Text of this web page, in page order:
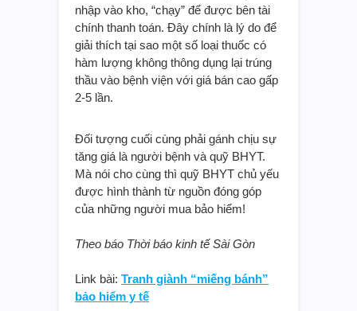
nhập vào kho, “chạy” để được bên tài
chính thanh toán. Đây chính là lý do để
giải thích tại sao một số loại thuốc có
hàm lượng không thông dụng lại trúng
thầu vào bệnh viện với giá bán cao gấp
2-5 lần.
Đối tượng cuối cùng phải gánh chịu sự
tăng giá là người bệnh và quỹ BHYT.
Mà nói cho cùng thì quỹ BHYT chủ yếu
được hình thành từ nguồn đóng góp
của những người mua bảo hiểm!
Theo báo Thời báo kinh tế Sài Gòn
Link bài: Tranh giành “miếng bánh”
bảo hiểm y tế